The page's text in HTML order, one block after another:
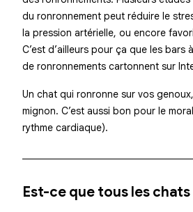
du ronronnement peut réduire le
la pression artérielle, ou encore
C’est d’ailleurs pour ça que les bars
de ronronnements cartonnent sur
Un chat qui ronronne sur vos
mignon. C’est aussi bon pour le
rythme cardiaque).
Est-ce que tous les